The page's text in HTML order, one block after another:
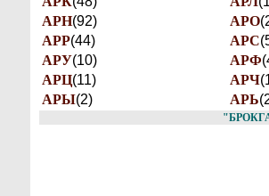
АРН(92) АРО
АРР(44) АРС
АРУ(10) АРФ
АРЦ(11) АРЧ
АРЫ(2) АРЬ